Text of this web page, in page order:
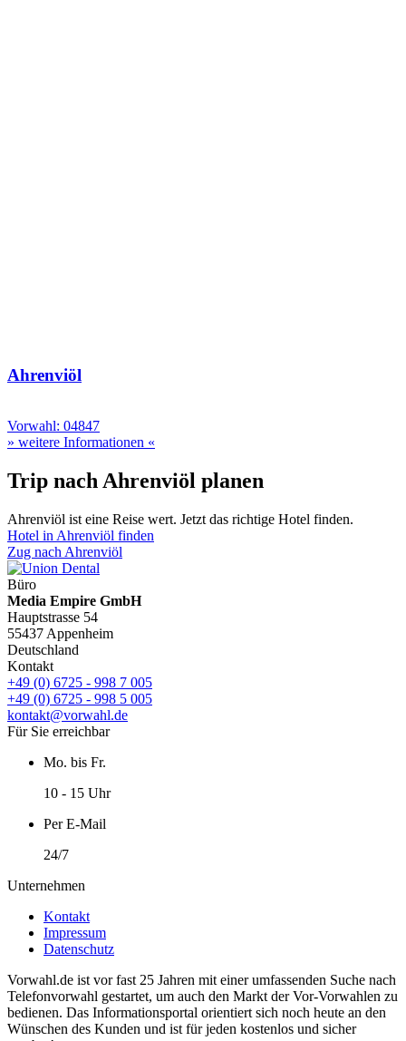
Ahrenviöl
Vorwahl: 04847
» weitere Informationen «
Trip nach Ahrenviöl planen
Ahrenviöl ist eine Reise wert. Jetzt das richtige Hotel finden.
Hotel in Ahrenviöl finden
Zug nach Ahrenviöl
Büro
Media Empire GmbH
Hauptstrasse 54
55437 Appenheim
Deutschland
Kontakt
+49 (0) 6725 - 998 7 005
+49 (0) 6725 - 998 5 005
kontakt@vorwahl.de
Für Sie erreichbar
Mo. bis Fr.
10 - 15 Uhr
Per E-Mail
24/7
Unternehmen
Kontakt
Impressum
Datenschutz
Vorwahl.de ist vor fast 25 Jahren mit einer umfassenden Suche nach
Telefonvorwahl gestartet, um auch den Markt der Vor-Vorwahlen zu
bedienen. Das Informationsportal orientiert sich noch heute an den
Wünschen des Kunden und ist für jeden kostenlos und sicher